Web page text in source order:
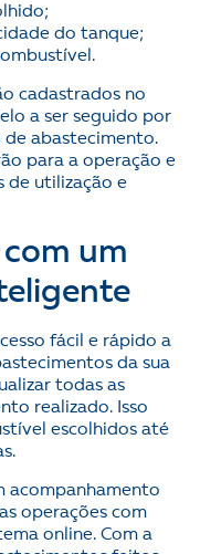
do tanque;
cadastrados no
a ser seguido por
abastecimento.
para a operação e
de utilização e
um
fácil e rápido a
da sua
todas as
realizado. Isso
escolhidos até
acompanhamento
operações com
online. Com a